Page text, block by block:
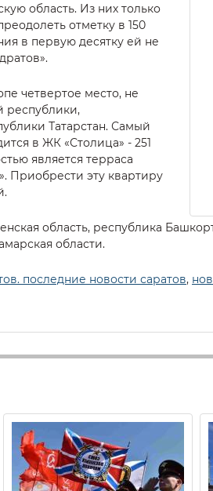
область. Из них только
отметку в 150
в первую десятку ей не
четвертое место, не
республики,
Татарстан. Самый
в ЖК «Столица» - 251
является терраса
Приобрести эту квартиру
область, республика
области.
последние новости саратов,